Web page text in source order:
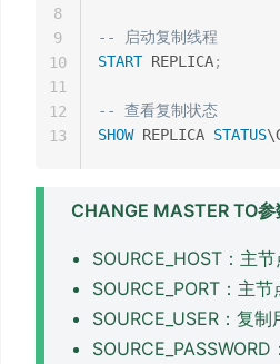
-- 启动复制线程
START REPLICA;
-- 查看复制状态
SHOW REPLICA STATUS
8
9
10
11
12
13
CHANGE MASTER TO参
SOURCE_HOST：主
SOURCE_PORT：主
SOURCE_USER：复制